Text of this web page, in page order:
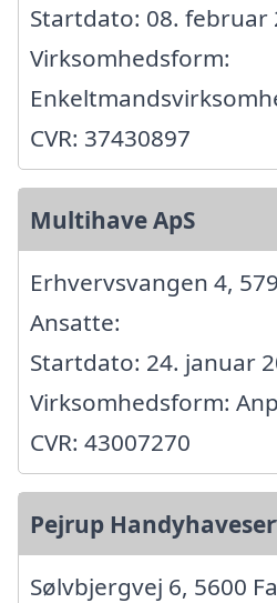
Startdato: 08. februar
Virksomhedsform:
CVR: 37430897
Multihave ApS
Erhvervsvangen 4,
Ansatte:
Startdato: 24. januar
Virksomhedsform:
CVR: 43007270
Pejrup
Sølvbjergvej 6, 5600